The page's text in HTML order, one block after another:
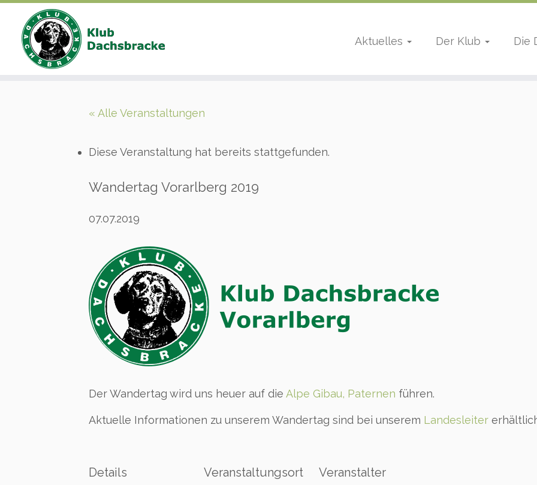
Aktuelles Der Klub Die
« Alle Veranstaltungen
Diese Veranstaltung hat bereits stattgefunden.
Wandertag Vorarlberg 2019
07.07.2019
Der Wandertag wird uns heuer auf die Alpe Gibau, Paternen führen.
Aktuelle Informationen zu unserem Wandertag sind bei unserem Landesleiter
Details Veranstaltungsort Veranstalter